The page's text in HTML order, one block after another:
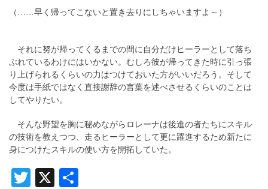
（……早く帰ってこないと置き去りにしちゃいますよ～）
それに努が帰ってくるまでの間に自分だけヒーラーとして落ち
ぶれているわけにはいかない。むしろ彼が帰ってきた時に引っ張
り上げられるくらいの力はつけておいた方がいいだろう。そして
今度は手紙ではなく直接謝辞の言葉を述べさせるくらいのことは
してやりたい。
そんな野望を胸に秘めながらロレーナは後進の者たちにスキル
の技術を教えつつ、走るヒーラーとして更に躍進するため新たに
身につけたスキルの使い方を開拓していた。
Twitter
X